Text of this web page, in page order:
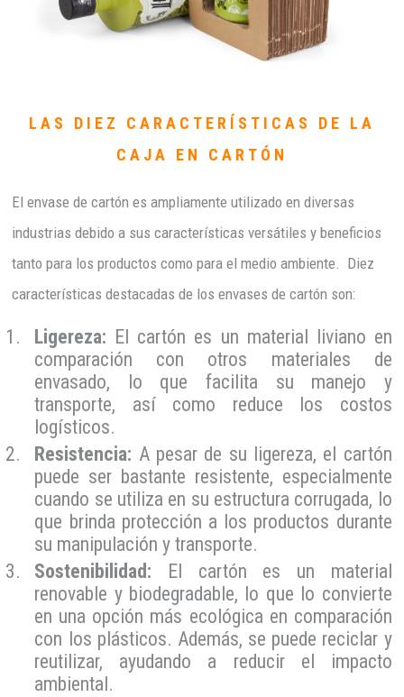
LAS DIEZ CARACTERÍSTICAS DE LA
CAJA EN CARTÓN
El envase de cartón es ampliamente utilizado en diversas
industrias debido a sus características versátiles y beneficios
tanto para los productos como para el medio ambiente. Diez
características destacadas de los envases de cartón son:
Ligereza: El cartón es un material liviano en
comparación con otros materiales de
envasado, lo que facilita su manejo y
transporte, así como reduce los costos
logísticos.
Resistencia: A pesar de su ligereza, el cartón
puede ser bastante resistente, especialmente
cuando se utiliza en su estructura corrugada, lo
que brinda protección a los productos durante
su manipulación y transporte.
Sostenibilidad: El cartón es un material
renovable y biodegradable, lo que lo convierte
en una opción más ecológica en comparación
con los plásticos. Además, se puede reciclar y
reutilizar, ayudando a reducir el impacto
ambiental.